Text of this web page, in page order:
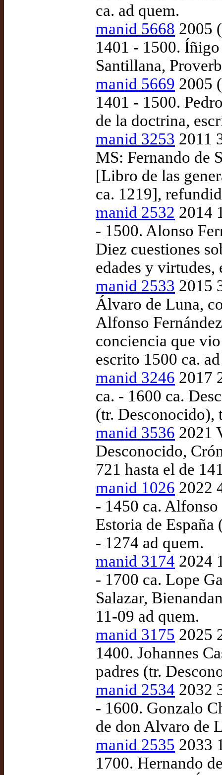
ca. ad quem.
manid 5668 2005
1401 - 1500.
Santillana,
manid 5669 2005
1401 - 1500.
de la doctrina,
manid 3253 2011
MS: Fernando de
[Libro de las
ca. 1219],
manid 2532 2014
- 1500. Alonso
Diez cuestiones
edades y virtudes,
manid 2533 2015
Álvaro de Luna,
Alfonso
conciencia que
escrito 1500 ca.
manid 3246 2017
ca. - 1600 ca.
(tr. Desconocido),
manid 3536 2021
Desconocido,
721 hasta el de
manid 1026 2022
- 1450 ca.
Estoria de
- 1274 ad quem.
manid 3174 2024
- 1700 ca. Lope
Salazar,
11-09 ad quem.
manid 3175 2025
1400. Johannes
padres (tr.
manid 2534 2032
- 1600. Gonzalo
de don Alvaro de
manid 2535 2033
1700. Hernando